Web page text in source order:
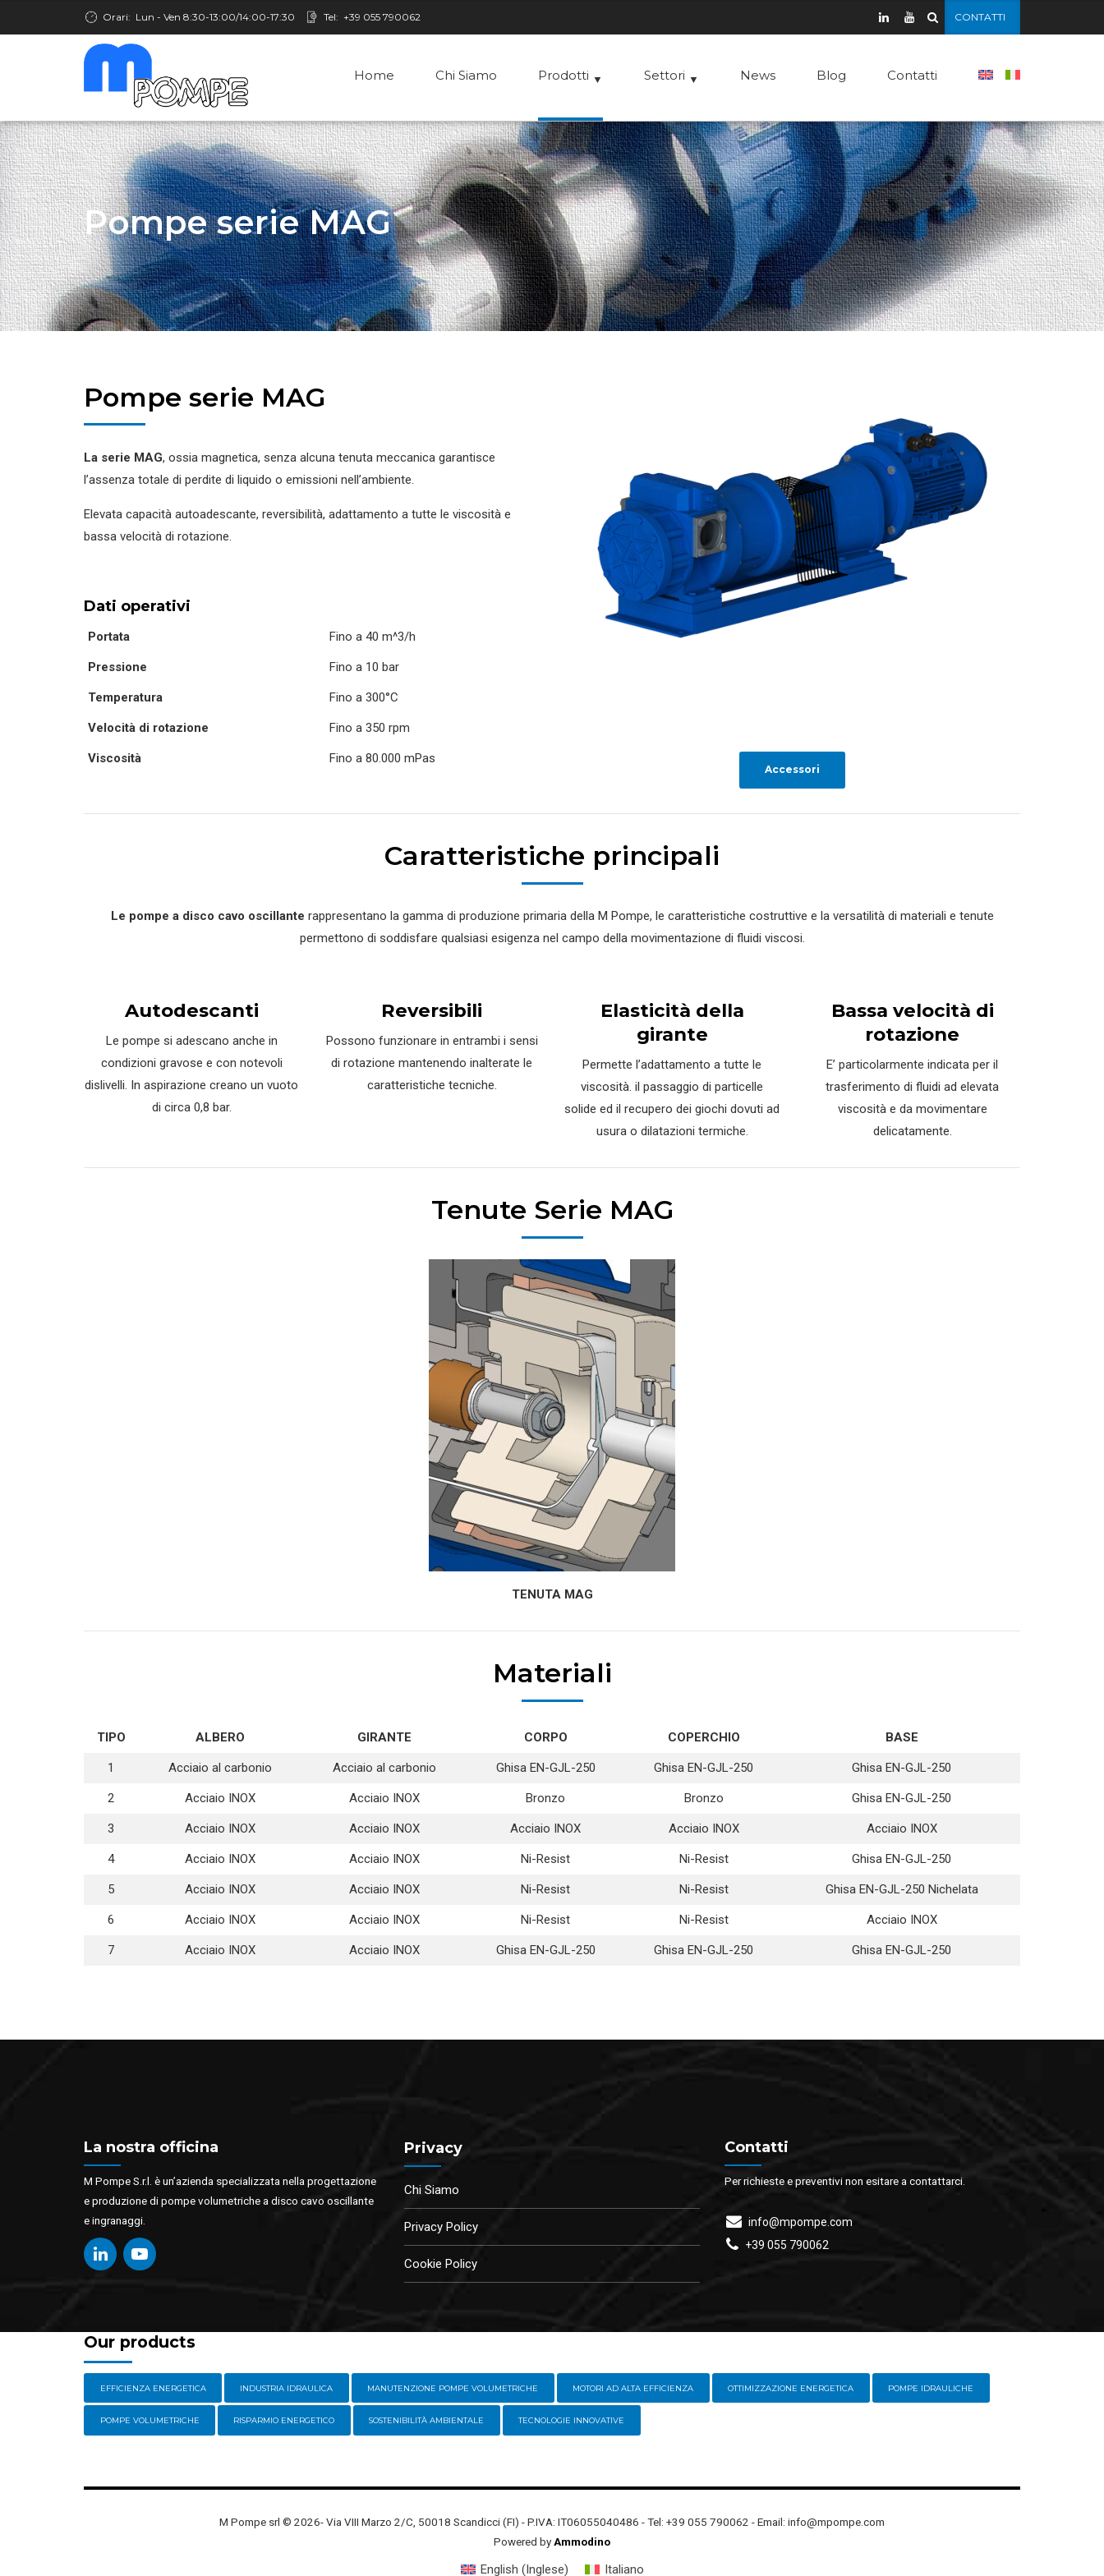
Orari: Lun - Ven 8:30-13:00/14:00-17:30 Tel: +39 055 790062 CONTATTI
Home Chi Siamo Prodotti ▼
►
►
Settori ▼ News Blog Contatti
Pompe serie MAG
Pompe serie MAG
La serie MAG, ossia magnetica, senza alcuna tenuta meccanica garantisce
l’assenza totale di perdite di liquido o emissioni nell’ambiente.
Elevata capacità autoadescante, reversibilità, adattamento a tutte le viscosità e
bassa velocità di rotazione.
Dati operativi
Portata Fino a 40 m^3/h
Pressione Fino a 10 bar
Temperatura Fino a 300°C
Velocità di rotazione Fino a 350 rpm
Viscosità Fino a 80.000 mPas
Accessori
Caratteristiche principali
Le pompe a disco cavo oscillante rappresentano la gamma di produzione primaria della M Pompe, le caratteristiche costruttive e la versatilità di materiali e tenute
permettono di soddisfare qualsiasi esigenza nel campo della movimentazione di fluidi viscosi.
Autodescanti
Le pompe si adescano anche in
condizioni gravose e con notevoli
dislivelli. In aspirazione creano un vuoto
di circa 0,8 bar.
Reversibili
Possono funzionare in entrambi i sensi
di rotazione mantenendo inalterate le
caratteristiche tecniche.
Elasticità della
girante
Permette l’adattamento a tutte le
viscosità. il passaggio di particelle
solide ed il recupero dei giochi dovuti ad
usura o dilatazioni termiche.
Bassa velocità di
rotazione
E’ particolarmente indicata per il
trasferimento di fluidi ad elevata
viscosità e da movimentare
delicatamente.
Tenute Serie MAG
TENUTA MAG
Materiali
TIPO ALBERO GIRANTE CORPO COPERCHIO BASE
1 Acciaio al carbonio Acciaio al carbonio Ghisa EN-GJL-250 Ghisa EN-GJL-250 Ghisa EN-GJL-250
2 Acciaio INOX Acciaio INOX Bronzo Bronzo Ghisa EN-GJL-250
3 Acciaio INOX Acciaio INOX Acciaio INOX Acciaio INOX Acciaio INOX
4 Acciaio INOX Acciaio INOX Ni-Resist Ni-Resist Ghisa EN-GJL-250
5 Acciaio INOX Acciaio INOX Ni-Resist Ni-Resist Ghisa EN-GJL-250 Nichelata
6 Acciaio INOX Acciaio INOX Ni-Resist Ni-Resist Acciaio INOX
7 Acciaio INOX Acciaio INOX Ghisa EN-GJL-250 Ghisa EN-GJL-250 Ghisa EN-GJL-250
La nostra officina
M Pompe S.r.l. è un’azienda specializzata nella progettazione
e produzione di pompe volumetriche a disco cavo oscillante
e ingranaggi.
Privacy
Chi Siamo
Privacy Policy
Cookie Policy
Contatti
Per richieste e preventivi non esitare a contattarci.
info@mpompe.com
+39 055 790062
Our products
EFFICIENZA ENERGETICA INDUSTRIA IDRAULICA MANUTENZIONE POMPE VOLUMETRICHE MOTORI AD ALTA EFFICIENZA OTTIMIZZAZIONE ENERGETICA POMPE IDRAULICHE
POMPE VOLUMETRICHE RISPARMIO ENERGETICO SOSTENIBILITÀ AMBIENTALE TECNOLOGIE INNOVATIVE
M Pompe srl © 2026- Via VIII Marzo 2/C, 50018 Scandicci (FI) - P.IVA: IT06055040486 - Tel: +39 055 790062 - Email: info@mpompe.com
Powered byAmmodino
English (Inglese) Italiano